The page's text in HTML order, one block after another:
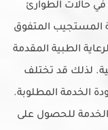
في حالات الطوارئ
المستجيب المتفوق
الطبية المقدمة
لذلك قد تختلف
الخدمة المطلوبة.
للحصول على